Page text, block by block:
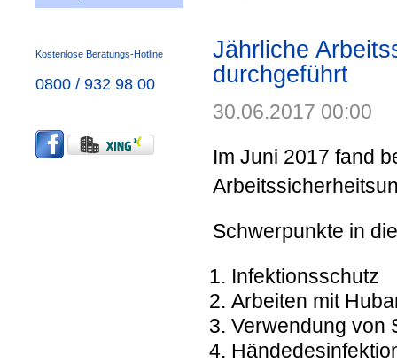
Kostenlose Beratungs-Hotline
0800 / 932 98 00
Jährliche
durchgeführt
30.06.2017 00:00
Im Juni 2017 fand
Schwerpunkte in
Infektionsschutz
Arbeiten mit
Verwendung von